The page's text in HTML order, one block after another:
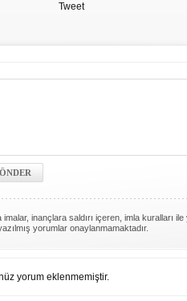
Tweet
inançlara saldırı içeren, imla kuralları ile
yorumlar onaylanmamaktadır.
yorum eklenmemiştir.